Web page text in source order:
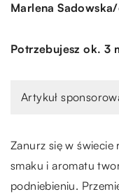
Marlena Sadowska/
Potrzebujesz ok. 3
Artykuł
Zanurz się w
smaku i aromatu
podniebieniu.